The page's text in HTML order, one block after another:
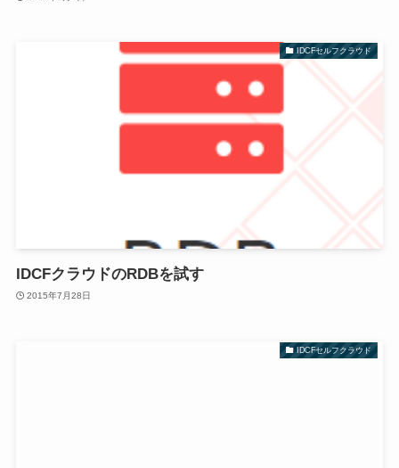
IDCFセルフクラウド
IDCFクラウドのRDBを試す
2015年7月28日
IDCFセルフクラウド